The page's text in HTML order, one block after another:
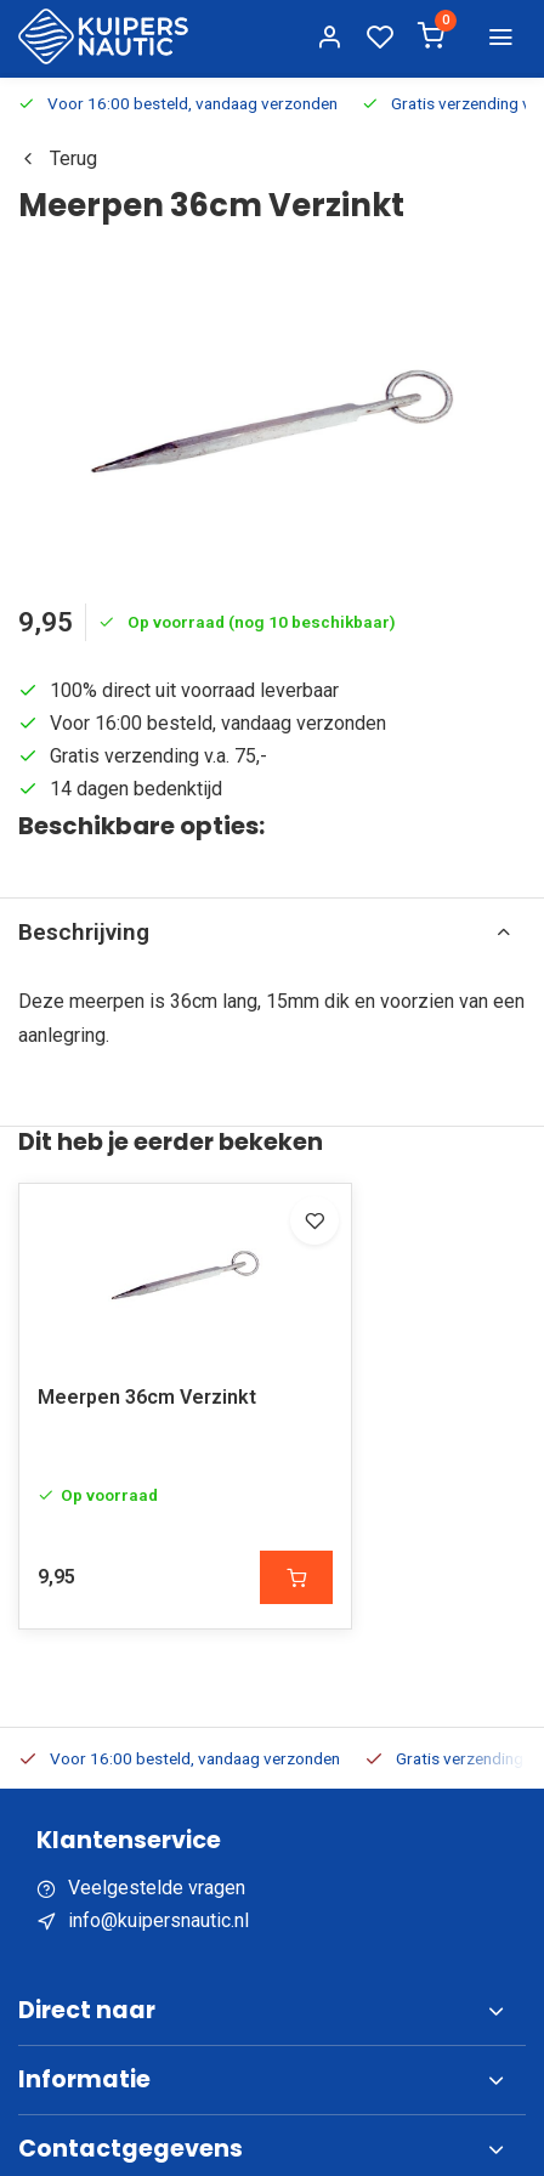
0
Voor 16:00 besteld, vandaag verzonden Gratis verzending
Terug
Meerpen 36cm Verzinkt
9,95 Op voorraad (nog 10 beschikbaar)
100% direct uit voorraad leverbaar
Voor 16:00 besteld, vandaag verzonden
Gratis verzending v.a. 75,-
14 dagen bedenktijd
Beschikbare opties:
Beschrijving
Deze meerpen is 36cm lang, 15mm dik en voorzien van een
aanlegring.
Dit heb je eerder bekeken
Meerpen 36cm Verzinkt
Op voorraad
9,95
Voor 16:00 besteld, vandaag verzonden Gratis verzending
Klantenservice
Veelgestelde vragen
info@kuipersnautic.nl
Direct naar
Informatie
Contactgegevens